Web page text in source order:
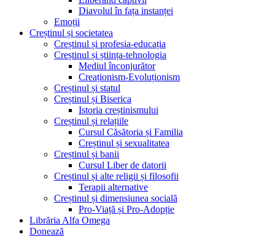
Diavolul în fața instanței
Emoții
Creștinul și societatea
Creștinul și profesia-educația
Creștinul și știința-tehnologia
Mediul înconjurător
Creaționism-Evoluționism
Creștinul și statul
Creștinul și Biserica
Istoria creștinismului
Creștinul și relațiile
Cursul Căsătoria și Familia
Creștinul și sexualitatea
Creștinul și banii
Cursul Liber de datorii
Creștinul și alte religii și filosofii
Terapii alternative
Creștinul și dimensiunea socială
Pro-Viață și Pro-Adopție
Librăria Alfa Omega
Donează